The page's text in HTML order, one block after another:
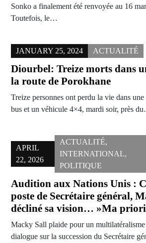
Sonko a finalement été renvoyée au 16
Toutefois, le…
JANUARY 25, 2024 ACTUALITÉ
Diourbel: Treize morts dans
la route de Porokhane
Treize personnes ont perdu la vie dans
bus et un véhicule 4×4, mardi soir, près
APRIL
22, 2026
ACTUALITÉ,
INTERNATIONAL,
POLITIQUE
Audition aux Nations Unis :
poste de Secrétaire général,
décliné sa vision… »Ma
Macky Sall plaide pour un
dialogue sur la succession du Secrétaire